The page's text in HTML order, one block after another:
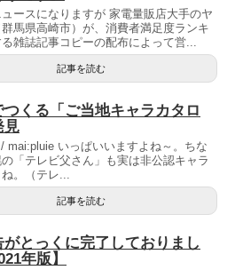
ースになりますが 家電量販店大手のヤ
馬県高崎市）が、消費者満足度ランキ
雑誌記事コピーの配布によって営...
記事を読む
つくる「ご当地キャラカタロ
見
/ mai:pluie いっぱいいますよね～。ちな
「テレビ父さん」も実は非公認キャラ
。（テレ...
記事を読む
がとっくに完了しておりまし
年版】